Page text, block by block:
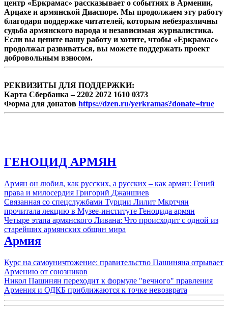
гробницы раннего железного века. Об этом
рассказал ТАСС один из руководителей
экспедиции, археолог-урартолог Микаэл
Бадалян.
центр «Еркрамас» рассказывает о событиях в Армении,
Арцахе и армянской Диаспоре. Мы продолжаем эту работу
благодаря поддержке читателей, которым небезразличны
судьба армянского народа и независимая журналистика.
Если вы цените нашу работу и хотите, чтобы «Еркрамас»
продолжал развиваться, вы можете поддержать проект
добровольным взносом.
РЕКВИЗИТЫ ДЛЯ ПОДДЕРЖКИ:
Карта Сбербанка – 2202 2072 1610 0373
Форма для донатов https://dzen.ru/yerkramas?donate=true
ГЕНОЦИД АРМЯН
Армян он любил, как русских, а русских – как армян: Гений
права и милосердия Григорий Джаншиев
Связанная со спецслужбами Турции Лилит Мкртчян
прочитала лекцию в Музее-институте Геноцида армян
Четыре этапа армянского Ливана: Что происходит с одной из
старейших армянских общин мира
Армия
Курс на самоуничтожение: правительство Пашиняна отрывает
Армению от союзников
Никол Пашинян переходит к формуле "вечного" правления
Армения и ОДКБ приближаются к точке невозврата